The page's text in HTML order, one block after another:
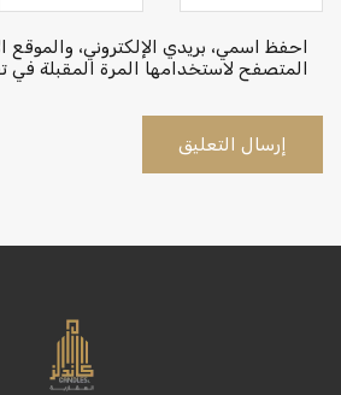
احفظ اسمي، بريدي الإلكتروني، والموقع
المتصفح لاستخدامها المرة المقبلة في